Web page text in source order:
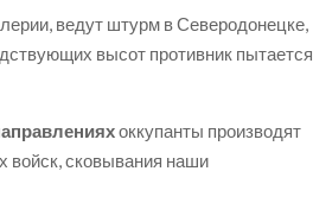
ведут штурм в Северодонецке,
высот противник пытается
оккупанты производят
войск, сковывания наши